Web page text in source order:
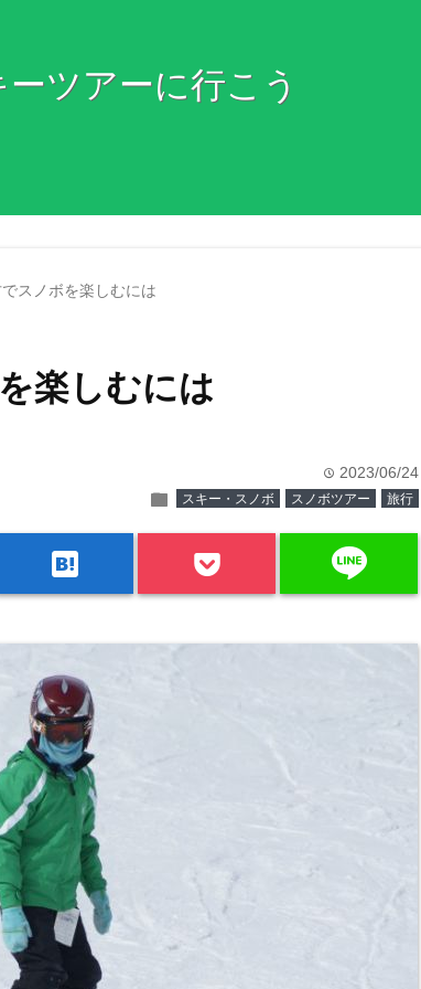
ツアーに行こう
スノボを楽しむには
楽しむには
time 2023/06/24
folder スキー・スノボ スノボツアー 旅行
hatenabookmark line